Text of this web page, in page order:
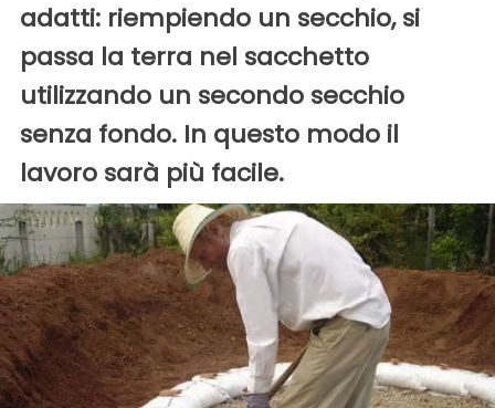
adatti: riempiendo un secchio, si
passa la terra nel sacchetto
utilizzando un secondo secchio
senza fondo. In questo modo il
lavoro sarà più facile.